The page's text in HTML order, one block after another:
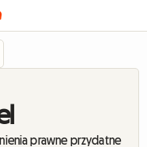
prawne przydatne